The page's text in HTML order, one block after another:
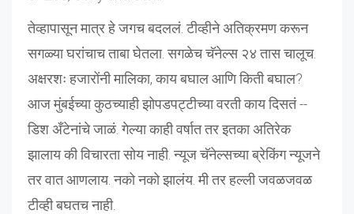
तेव्हापासून मात्र हे जगच बदललं. टीव्हीने अतिक्रमण करून
सगळ्या घरांचाच ताबा घेतला. सगळेच चॅनेल्स २४ तास चालूच.
अक्षरशः हजारोंनी मालिका, काय बघाल आणि किती बघाल?
आज मुंबईच्या कुठच्याही झोपडपट्टीच्या वरती काय दिसतं --
डिश अँटेनांचे जाळं. गेल्या काही वर्षात तर इतका अतिरेक
झालाय की विचारता सोय नाही. न्यूज चॅनेल्सच्या ब्रेकिंग न्यूजने
तर वात आणलाय. नको नको झालंय. मी तर हल्ली जवळजवळ
टीव्ही बघतच नाही.